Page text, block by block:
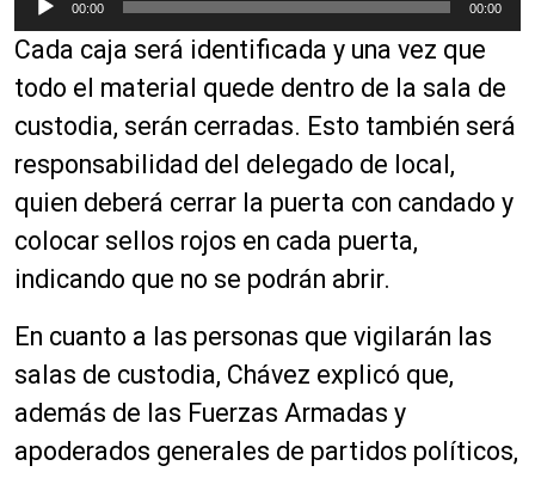
e
p
r
d
u
c
o
r
e
a
d
i
00:00 00:00
Cada caja será identificada y una vez que
todo el material quede dentro de la sala de
custodia, serán cerradas. Esto también será
responsabilidad del delegado de local,
quien deberá cerrar la puerta con candado y
colocar sellos rojos en cada puerta,
indicando que no se podrán abrir.
En cuanto a las personas que vigilarán las
salas de custodia, Chávez explicó que,
además de las Fuerzas Armadas y
apoderados generales de partidos políticos,